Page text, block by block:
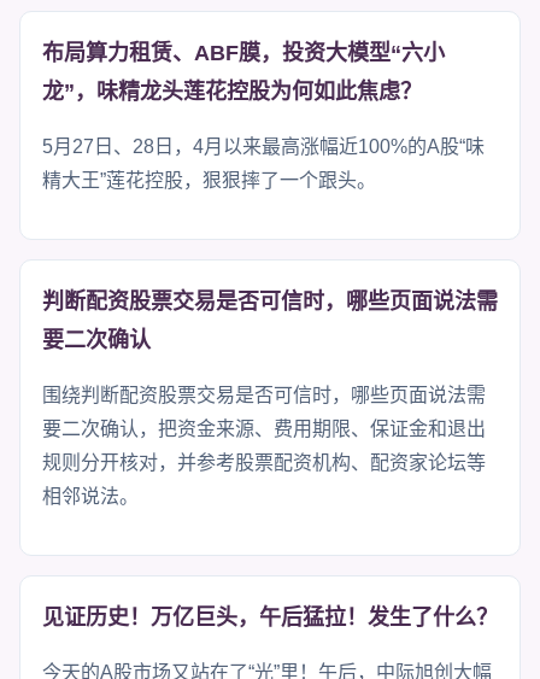
布局算力租赁、ABF膜，投资大模型“六小
龙”，味精龙头莲花控股为何如此焦虑？
5月27日、28日，4月以来最高涨幅近100%的A股“味
精大王”莲花控股，狠狠摔了一个跟头。
判断配资股票交易是否可信时，哪些页面说法需
要二次确认
围绕判断配资股票交易是否可信时，哪些页面说法需
要二次确认，把资金来源、费用期限、保证金和退出
规则分开核对，并参考股票配资机构、配资家论坛等
相邻说法。
见证历史！万亿巨头，午后猛拉！发生了什么？
今天的A股市场又站在了“光”里！午后，中际旭创大幅